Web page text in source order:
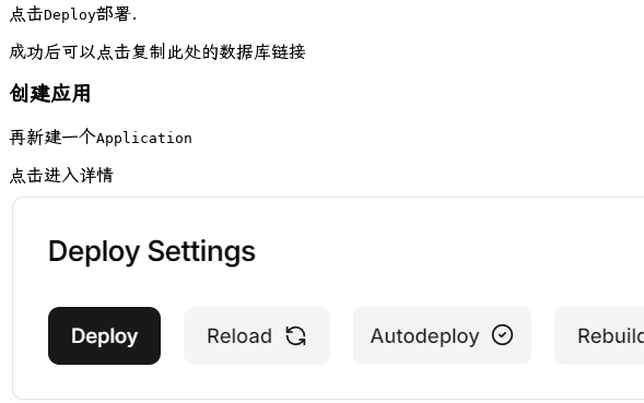
点击Deploy部署.
成功后可以点击复制此处的数据库链接
创建应用
再新建一个Application
点击进入详情